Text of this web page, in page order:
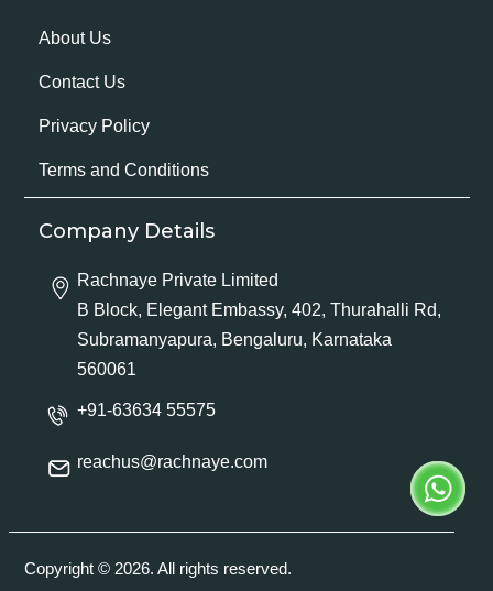
About Us
Contact Us
Privacy Policy
Terms and Conditions
Company Details
Rachnaye Private Limited
B Block, Elegant Embassy, 402, Thurahalli Rd,
Subramanyapura, Bengaluru, Karnataka
560061
+91-63634 55575
reachus@rachnaye.com
Copyright © 2026. All rights reserved.